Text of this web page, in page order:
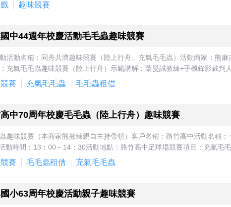
趣味競賽
中44週年校慶活動毛毛蟲趣味競賽
活動名稱：同舟共濟趣味競賽（陸上行舟、充氣毛毛蟲）活動商家：熊
充氣毛毛蟲趣味競賽（陸上行舟）示範講解：葉旻誠教練+手機錄影裁判人
賽 充氣毛毛蟲 毛毛蟲租借
中70周年校慶毛毛蟲（陸上行舟）趣味競賽
趣味競賽（本商家熊教練親自主持帶領）客戶名稱：路竹高中活動名稱
動時間：13：00～14：30活動地點：路竹高中足球場競賽項目：充氣毛毛
賽 毛毛蟲租借 充氣毛毛蟲
小63周年校慶活動親子趣味競賽